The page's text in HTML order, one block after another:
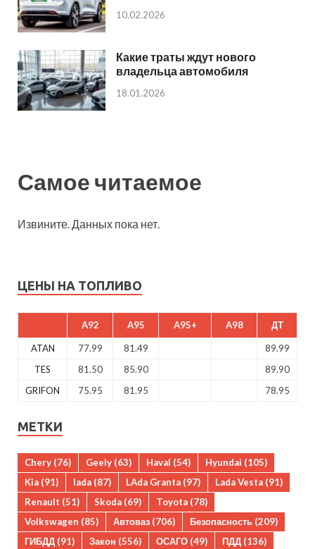
10.02.2026
Какие траты ждут нового
владельца автомобиля
18.01.2026
Самое читаемое
Извините. Данных пока нет.
ЦЕНЫ НА ТОПЛИВО
A92 A95 A95+ A98 ДТ
ATAN 77.99 81.49
89.99
TES
81.50 85.90
89.90
GRIFON
75.95 81.95 78.95
МЕТКИ
Chery (76) Geely (63) Haval (54) Hyundai (105)
Kia (91) lada (87) LAda Granta (97) Lada Vesta (91)
Renault (51) Skoda (69) Toyota (78)
Volkswagen (85) Автоваз (706) Безопасность (209)
ГИБДД (91) Закон (556) ОСАГО (49) ПДД (136)